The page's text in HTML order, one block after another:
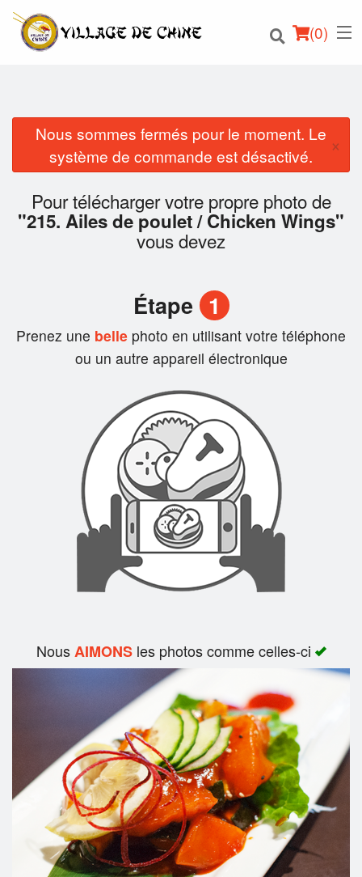
(0)
Commander en ligne
Français
Panier (0)
Rechercher
Nous sommes fermés pour le moment. Le
système de commande est désactivé.
×
Pour télécharger votre propre photo de
"215. Ailes de poulet / Chicken Wings"
vous devez
Étape 1
Prenez une belle photo en utilisant votre téléphone
ou un autre appareil électronique
NousAIMONSles photos comme celles-ci